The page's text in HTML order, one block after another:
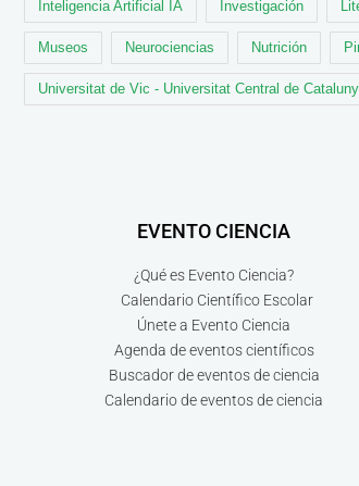
Inteligencia Artificial IA Investigación
Museos Neurociencias Nutrición
Universitat de Vic - Universitat Central de
EVENTO CIENCIA
¿Qué es Evento Ciencia?
Calendario Científico Escolar
Únete a Evento Ciencia
Agenda de eventos científicos
Buscador de eventos de ciencia
Calendario de eventos de ciencia